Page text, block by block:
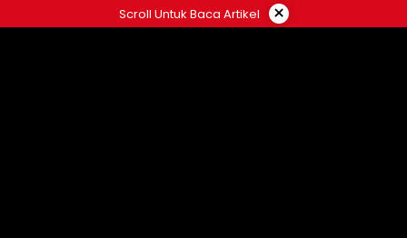
to
Scroll Untuk Baca Artikel ×